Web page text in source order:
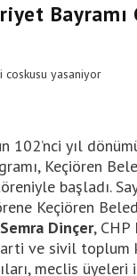
Bayramı
102’nci yıl
Keçiören
başladı.
Keçiören
Semra Dinçer, CHP
ve sivil toplum
meclis üyeleri